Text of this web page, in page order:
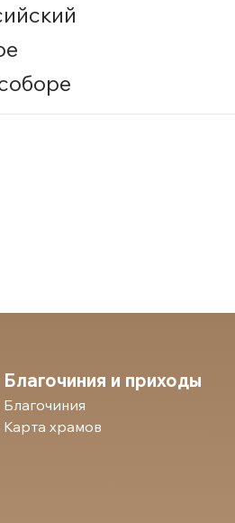
Благочиния и приходы
Благочиния
Карта храмов